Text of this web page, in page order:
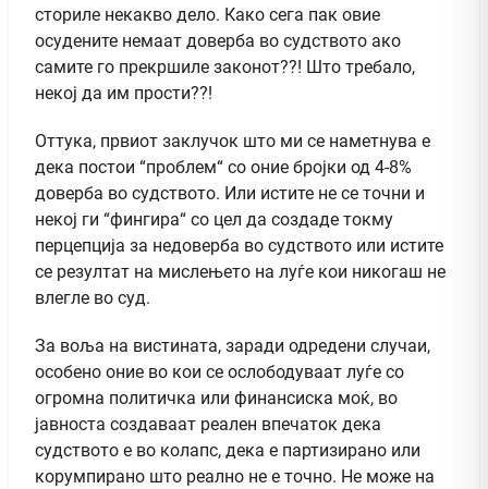
сториле некакво дело. Како сега пак овие
осудените немаат доверба во судството ако
самите го прекршиле законот??! Што требало,
некој да им прости??!
Оттука, првиот заклучок што ми се наметнува е
дека постои “проблем“ со оние бројки од 4-8%
доверба во судството. Или истите не се точни и
некој ги “фингира“ со цел да создаде токму
перцепција за недоверба во судството или истите
се резултат на мислењето на луѓе кои никогаш не
влегле во суд.
За воља на вистината, заради одредени случаи,
особено оние во кои се ослободуваат луѓе со
огромна политичка или финансиска моќ, во
јавноста создаваат реален впечаток дека
судството е во колапс, дека е партизирано или
корумпирано што реално не е точно. Не може на